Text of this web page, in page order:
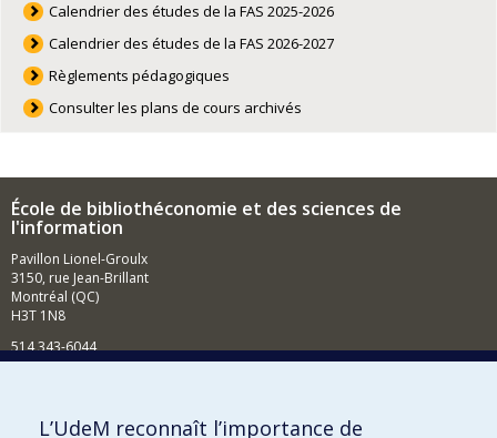
Calendrier des études de la FAS 2025-2026
Calendrier des études de la FAS 2026-2027
Règlements pédagogiques
Consulter les plans de cours archivés
École de bibliothéconomie et des sciences de
l'information
Pavillon Lionel-Groulx
3150, rue Jean-Brillant
Montréal (QC)
H3T 1N8
514 343-6044
Comment soutenir l'École?
L’UdeM reconnaît l’importance de